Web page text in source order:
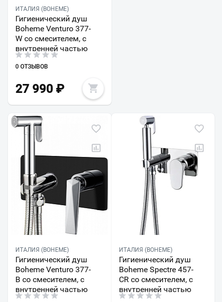
ИТАЛИЯ (BOHEME)
Гигиенический душ
Boheme Venturo 377-
W со смесителем, с
внутренней частью
0 ОТЗЫВОВ
27 990 ₽
ИТАЛИЯ (BOHEME)
Гигиенический душ
Boheme Venturo 377-
B со смесителем, с
внутренней частью
ИТАЛИЯ (BOHEME)
Гигиенический душ
Boheme Spectre 457-
CR со смесителем, с
внутренней частью